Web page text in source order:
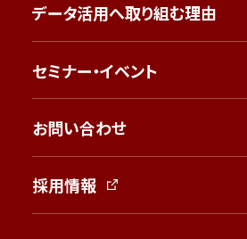
データ活用へ取り組む理由
セミナー・イベント
お問い合わせ
採用情報